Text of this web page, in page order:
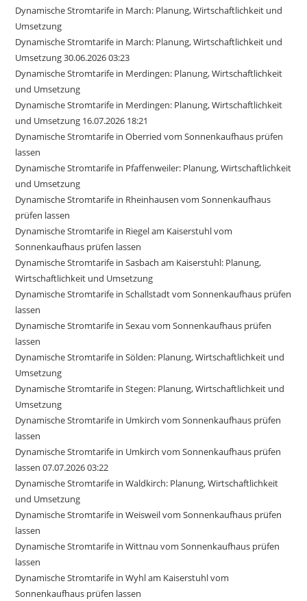
Dynamische Stromtarife in March: Planung, Wirtschaftlichkeit und
Umsetzung
Dynamische Stromtarife in March: Planung, Wirtschaftlichkeit und
Umsetzung 30.06.2026 03:23
Dynamische Stromtarife in Merdingen: Planung, Wirtschaftlichkeit
und Umsetzung
Dynamische Stromtarife in Merdingen: Planung, Wirtschaftlichkeit
und Umsetzung 16.07.2026 18:21
Dynamische Stromtarife in Oberried vom Sonnenkaufhaus prüfen
lassen
Dynamische Stromtarife in Pfaffenweiler: Planung, Wirtschaftlichkeit
und Umsetzung
Dynamische Stromtarife in Rheinhausen vom Sonnenkaufhaus
prüfen lassen
Dynamische Stromtarife in Riegel am Kaiserstuhl vom
Sonnenkaufhaus prüfen lassen
Dynamische Stromtarife in Sasbach am Kaiserstuhl: Planung,
Wirtschaftlichkeit und Umsetzung
Dynamische Stromtarife in Schallstadt vom Sonnenkaufhaus prüfen
lassen
Dynamische Stromtarife in Sexau vom Sonnenkaufhaus prüfen
lassen
Dynamische Stromtarife in Sölden: Planung, Wirtschaftlichkeit und
Umsetzung
Dynamische Stromtarife in Stegen: Planung, Wirtschaftlichkeit und
Umsetzung
Dynamische Stromtarife in Umkirch vom Sonnenkaufhaus prüfen
lassen
Dynamische Stromtarife in Umkirch vom Sonnenkaufhaus prüfen
lassen 07.07.2026 03:22
Dynamische Stromtarife in Waldkirch: Planung, Wirtschaftlichkeit
und Umsetzung
Dynamische Stromtarife in Weisweil vom Sonnenkaufhaus prüfen
lassen
Dynamische Stromtarife in Wittnau vom Sonnenkaufhaus prüfen
lassen
Dynamische Stromtarife in Wyhl am Kaiserstuhl vom
Sonnenkaufhaus prüfen lassen